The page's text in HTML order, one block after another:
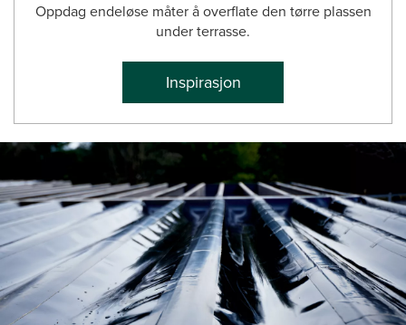
Oppdag endeløse måter å overflate den tørre plassen
under terrasse.
Inspirasjon